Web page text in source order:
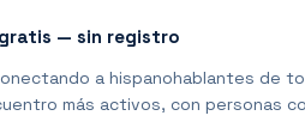
gratis — sin registro
a hispanohablantes de
más activos, con personas